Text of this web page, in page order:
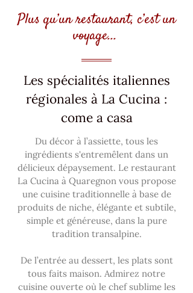
Plus qu’un restaurant, c’est un
voyage...
Les spécialités italiennes
régionales à La Cucina :
come a casa
Du décor à l’assiette, tous les
ingrédients s'entremêlent dans un
délicieux dépaysement. Le restaurant
La Cucina à Quaregnon vous propose
une cuisine traditionnelle à base de
produits de niche, élégante et subtile,
simple et généreuse, dans la pure
tradition transalpine.
De l’entrée au dessert, les plats sont
tous faits maison. Admirez notre
cuisine ouverte où le chef sublime les